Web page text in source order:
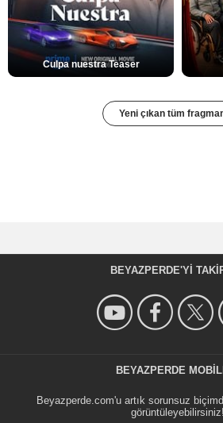
Culpa nuestra Teaser
Yeni çıkan tüm
BEYAZPERDE'YI
BEYAZPERDE
Beyazperde.com'u artık sorunsuz
görüntüleyebilirsiniz!